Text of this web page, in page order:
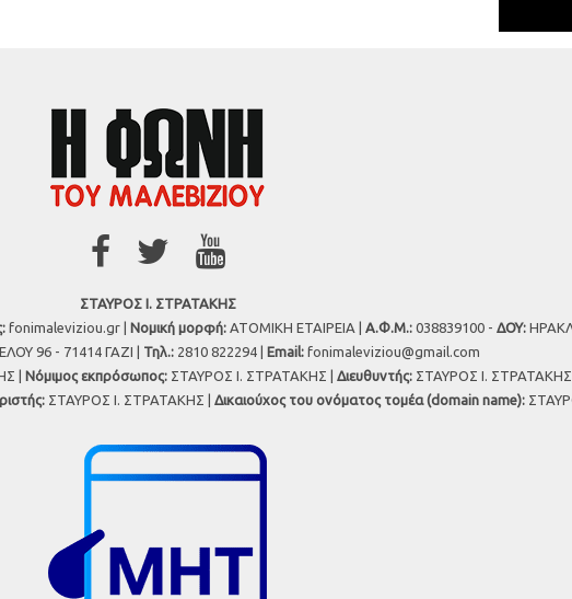
ΣΤΑΥΡΟΣ Ι. ΣΤΡΑΤΑΚΗΣ
fonimaleviziou.gr | Νομική μορφή: ΑΤΟΜΙΚΗ ΕΤΑΙΡΕΙΑ | Α.Φ.Μ.: 038839100 - ΔΟΥ:
96 - 71414 ΓΑΖΙ | Τηλ.: 2810 822294 | Εmail: fonimaleviziou@gmail.com
| Νόμιμος εκπρόσωπος: ΣΤΑΥΡΟΣ Ι. ΣΤΡΑΤΑΚΗΣ | Διευθυντής: ΣΤΑΥΡΟΣ Ι. ΣΤΡΑΤΑΚΗΣ
ΣΤΑΥΡΟΣ Ι. ΣΤΡΑΤΑΚΗΣ | Δικαιούχος του ονόματος τομέα (domain name):